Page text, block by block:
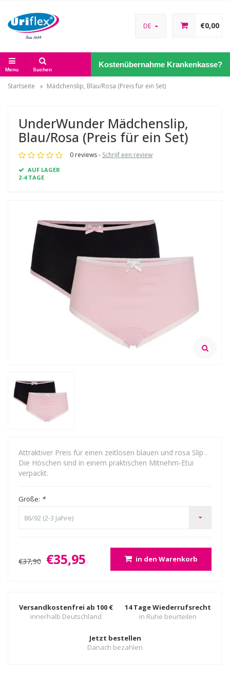
DE €0,00
Menu Suchen
Kostenübernahme Krankenkasse?
Startseite Mädchenslip, Blau/Rosa (Preis für ein Set)
UnderWunder Mädchenslip,
Blau/Rosa (Preis für ein Set)
0 reviews - Schrijf een review
AUF LAGER
2-4 TAGE
Attraktiver Preis für einen zeitlosen blauen und rosa Slip .
Die Höschen sind in einem praktischen Mitnehm-Etui
verpackt.
Größe: *
86/92 (2-3 Jahre)
€37,90 €35,95 in den Warenkorb
Versandkostenfrei ab 100 €
innerhalb Deutschland
14 Tage Wiederrufsrecht
in Ruhe beurteilen
Jetzt bestellen
Danach bezahlen